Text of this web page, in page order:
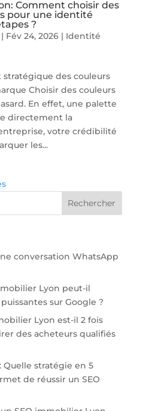
Comment choisir des
pour une identité
?
| Fév 24, 2026| Identité
des couleurs
Choisir des couleurs
En effet, une palette
directement la
votre crédibilité
les...
conversation WhatsApp
Lyon peut-il
sur Google ?
Lyon est-il 2 fois
des acheteurs qualifiés
Quelle stratégie en 5
de réussir un SEO